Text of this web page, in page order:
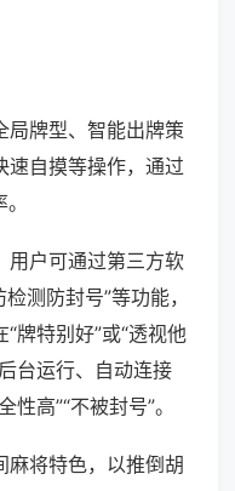
局牌型、智能出牌策
速自摸等操作，通过
用户可通过第三方软
测防封号”等功能，
牌特别好”或“透视他
台运行、自动连接
高”“不被封号”。
麻将特色，以推倒胡